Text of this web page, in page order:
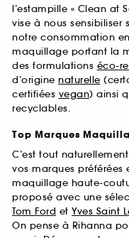
l’estampille « Clean at
vise à nous sensibiliser
notre consommation
maquillage portant la
des formulations éco-
d’origine naturelle
certifiées vegan) ainsi
recyclables.
Top Marques
C’est tout
vos marques
maquillage haute-
proposé avec une
Tom Ford et Yves Saint
On pense à Rihanna